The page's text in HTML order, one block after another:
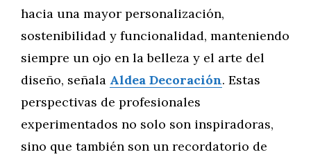
hacia una mayor personalización,
sostenibilidad y funcionalidad, manteniendo
siempre un ojo en la belleza y el arte del
diseño, señala Aldea Decoración. Estas
perspectivas de profesionales
experimentados no solo son inspiradoras,
sino que también son un recordatorio de